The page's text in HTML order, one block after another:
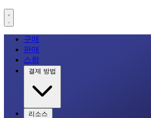
구매
판매
스왑
결제 방법
리소스